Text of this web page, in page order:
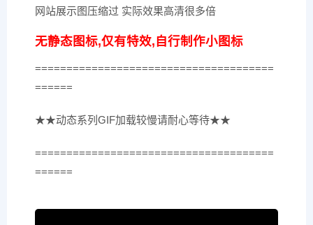
网站展示图压缩过 实际效果高清很多倍
无静态图标,仅有特效,自行制作小图标
======================================
======
★★动态系列GIF加载较慢请耐心等待★★
======================================
======